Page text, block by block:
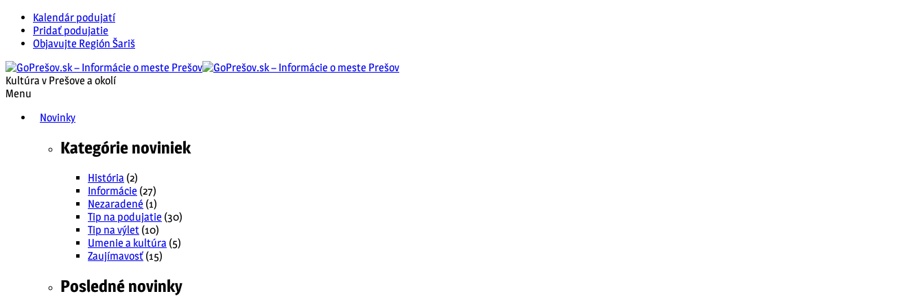
Kalendár podujatí
Pridať podujatie
Objavujte Región Šariš
Kultúra v Prešove a okolí
Menu
Novinky
Kategórie noviniek
História (2)
Informácie (27)
Nezaradené (1)
Tip na podujatie (30)
Tip na výlet (10)
Umenie a kultúra (5)
Zaujímavosť (15)
Posledné novinky